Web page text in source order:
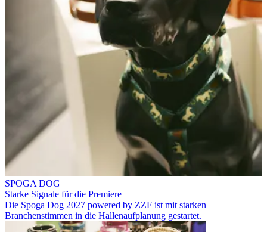
SPOGA DOG
Starke Signale für die Premiere
Die Spoga Dog 2027 powered by ZZF ist mit starken
Branchenstimmen in die Hallenaufplanung gestartet.